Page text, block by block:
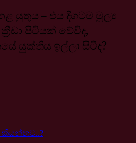
යුතුය – එය දිගටම මූල්‍ය
පිටියක් වේවිද,
යුක්තිය ඉල්ලා සිටීද?
කියන්නට..?